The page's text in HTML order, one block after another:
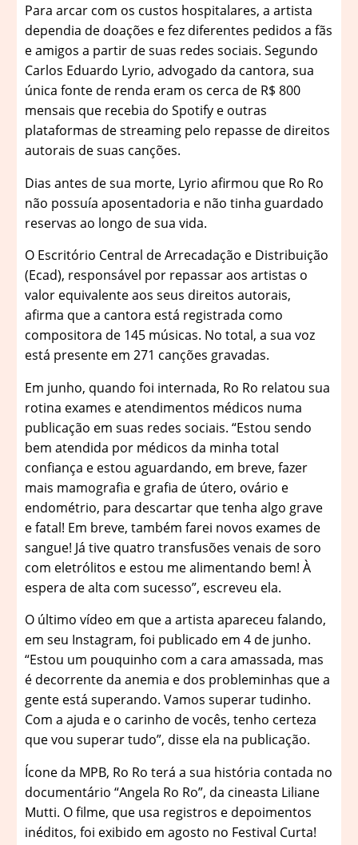
Para arcar com os custos hospitalares, a artista
dependia de doações e fez diferentes pedidos a fãs
e amigos a partir de suas redes sociais. Segundo
Carlos Eduardo Lyrio, advogado da cantora, sua
única fonte de renda eram os cerca de R$ 800
mensais que recebia do Spotify e outras
plataformas de streaming pelo repasse de direitos
autorais de suas canções.
Dias antes de sua morte, Lyrio afirmou que Ro Ro
não possuía aposentadoria e não tinha guardado
reservas ao longo de sua vida.
O Escritório Central de Arrecadação e Distribuição
(Ecad), responsável por repassar aos artistas o
valor equivalente aos seus direitos autorais,
afirma que a cantora está registrada como
compositora de 145 músicas. No total, a sua voz
está presente em 271 canções gravadas.
Em junho, quando foi internada, Ro Ro relatou sua
rotina exames e atendimentos médicos numa
publicação em suas redes sociais. “Estou sendo
bem atendida por médicos da minha total
confiança e estou aguardando, em breve, fazer
mais mamografia e grafia de útero, ovário e
endométrio, para descartar que tenha algo grave
e fatal! Em breve, também farei novos exames de
sangue! Já tive quatro transfusões venais de soro
com eletrólitos e estou me alimentando bem! À
espera de alta com sucesso”, escreveu ela.
O último vídeo em que a artista apareceu falando,
em seu Instagram, foi publicado em 4 de junho.
“Estou um pouquinho com a cara amassada, mas
é decorrente da anemia e dos probleminhas que a
gente está superando. Vamos superar tudinho.
Com a ajuda e o carinho de vocês, tenho certeza
que vou superar tudo”, disse ela na publicação.
Ícone da MPB, Ro Ro terá a sua história contada no
documentário “Angela Ro Ro”, da cineasta Liliane
Mutti. O filme, que usa registros e depoimentos
inéditos, foi exibido em agosto no Festival Curta!